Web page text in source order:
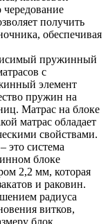
получить
обеспечивая
пружинный
с
элемент
пружин на
Матрас на блоке
матрас обладает
свойствами.
это система
блоке
2,2 мм, которая
и раковин.
радиуса
витков,
блок